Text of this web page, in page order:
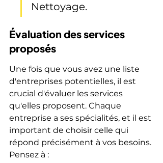
Nettoyage.
Évaluation des services
proposés
Une fois que vous avez une liste
d'entreprises potentielles, il est
crucial d'évaluer les services
qu'elles proposent. Chaque
entreprise a ses spécialités, et il est
important de choisir celle qui
répond précisément à vos besoins.
Pensez à :